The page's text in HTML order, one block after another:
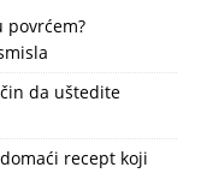
povrćem?
da uštedite
recept koji